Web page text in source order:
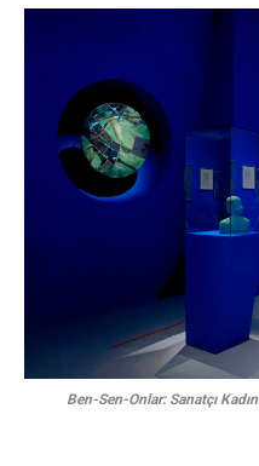
Ben-Sen-Onlar: Sanatçı